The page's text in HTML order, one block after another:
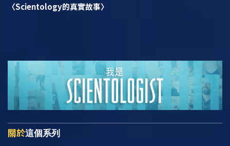
〈Scientology的真實故事〉
關於這個系列